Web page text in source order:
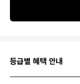
등급별 혜택 안내